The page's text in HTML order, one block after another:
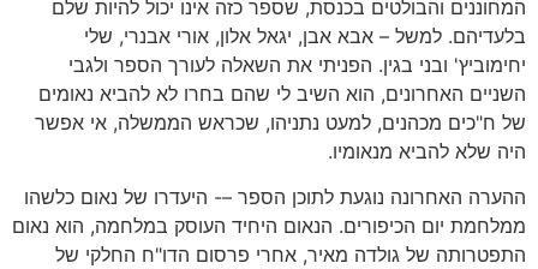
המחוננים והבולטים בכנסת, שספר כזה אינו יכול להיות שלם
בלעדיהם. למשל – אבא אבן, יגאל אלון, אורי אבנרי, שלי
יחימוביץ' ובני בגין. הפניתי את השאלה לעורך הספר ולגבי
השניים האחרונים, הוא השיב לי שהם בחרו לא להביא נאומים
של ח"כים מכהנים, למעט נתניהו, שכראש הממשלה, אי אפשר
היה שלא להביא מנאומיו.
ההערה האחרונה נוגעת לתוכן הספר –- היעדרו של נאום כלשהו
ממלחמת יום הכיפורים. הנאום היחיד העוסק במלחמה, הוא נאום
התפטרותה של גולדה מאיר, אחרי פרסום הדו"ח החלקי של